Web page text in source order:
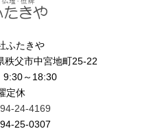
ふたきや
父市中宮地町25-22
9:30～18:30
定休
24-4169
25-0307